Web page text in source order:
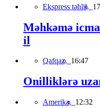
Ekspress təhlil,
Məhkəmə
il
Qafqaz, 16:47
Onilliklərə
Amerika, 12:32